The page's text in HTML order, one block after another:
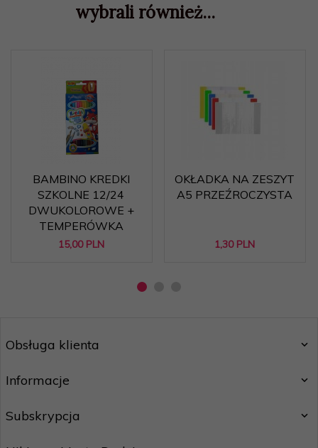
wybrali również...
BAMBINO KREDKI
SZKOLNE 12/24
DWUKOLOROWE +
TEMPERÓWKA
15,00 PLN
OKŁADKA NA ZESZYT
A5 PRZEŹROCZYSTA
1,30 PLN
Obsługa klienta
Informacje
Subskrypcja